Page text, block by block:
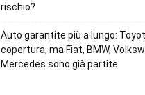
rischio?
Auto garantite più a lungo:
copertura, ma Fiat, BMW,
Mercedes sono già partite